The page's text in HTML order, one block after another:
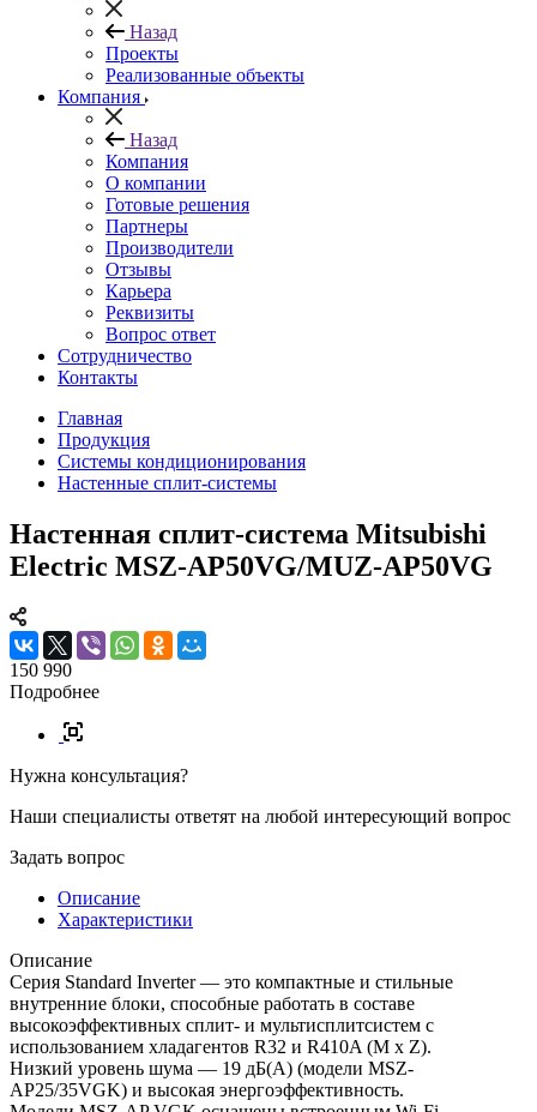
Назад
Проекты
Реализованные объекты
Компания
Назад
Компания
О компании
Готовые решения
Партнеры
Производители
Отзывы
Карьера
Реквизиты
Вопрос ответ
Сотрудничество
Контакты
Главная
Продукция
Системы кондиционирования
Настенные сплит-системы
Настенная сплит-система Mitsubishi
Electric MSZ-AP50VG/MUZ-AP50VG
150 990
Подробнее
Нужна консультация?
Наши специалисты ответят на любой интересующий вопрос
Задать вопрос
Описание
Характеристики
Описание
Серия Standard Inverter — это компактные и стильные
внутренние блоки, способные работать в составе
высокоэффективных сплит- и мультисплитсистем с
использованием хладагентов R32 и R410A (M x Z).
Низкий уровень шума — 19 дБ(А) (модели MSZ-
AP25/35VGK) и высокая энергоэффективность.